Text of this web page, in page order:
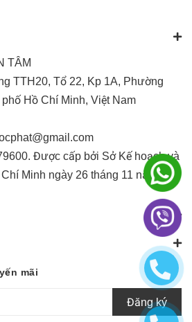
TÂM
TTH20, Tổ 22, Kp 1A, Phường
Hồ Chí Minh, Việt Nam
Được cấp bởi Sở Kế hoạch và
Minh ngày 26 tháng 11 năm
mãi
Đăng ký